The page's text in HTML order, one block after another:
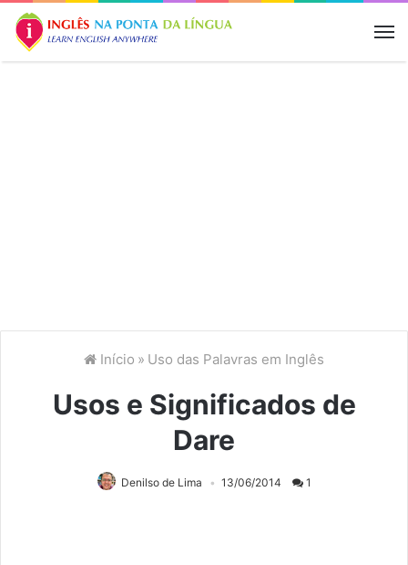
Início » Uso das Palavras em Inglês
Usos e Significados de
Dare
Denilso de Lima 13/06/2014 1